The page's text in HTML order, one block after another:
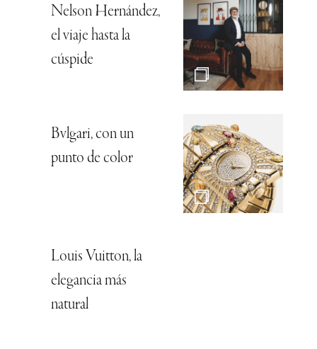
Nelson Hernández,
el viaje hasta la
cúspide
Bvlgari, con un
punto de color
Louis Vuitton, la
elegancia más
natural